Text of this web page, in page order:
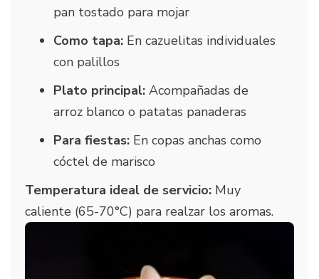
pan tostado para mojar
Como tapa: En cazuelitas individuales
con palillos
Plato principal: Acompañadas de
arroz blanco o patatas panaderas
Para fiestas: En copas anchas como
cóctel de marisco
Temperatura ideal de servicio: Muy
caliente (65-70°C) para realzar los aromas.